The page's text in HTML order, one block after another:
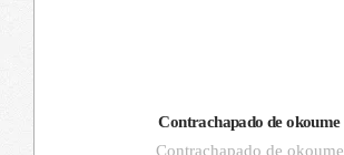
Contrachapado de okoume
Contrachapado de okoume